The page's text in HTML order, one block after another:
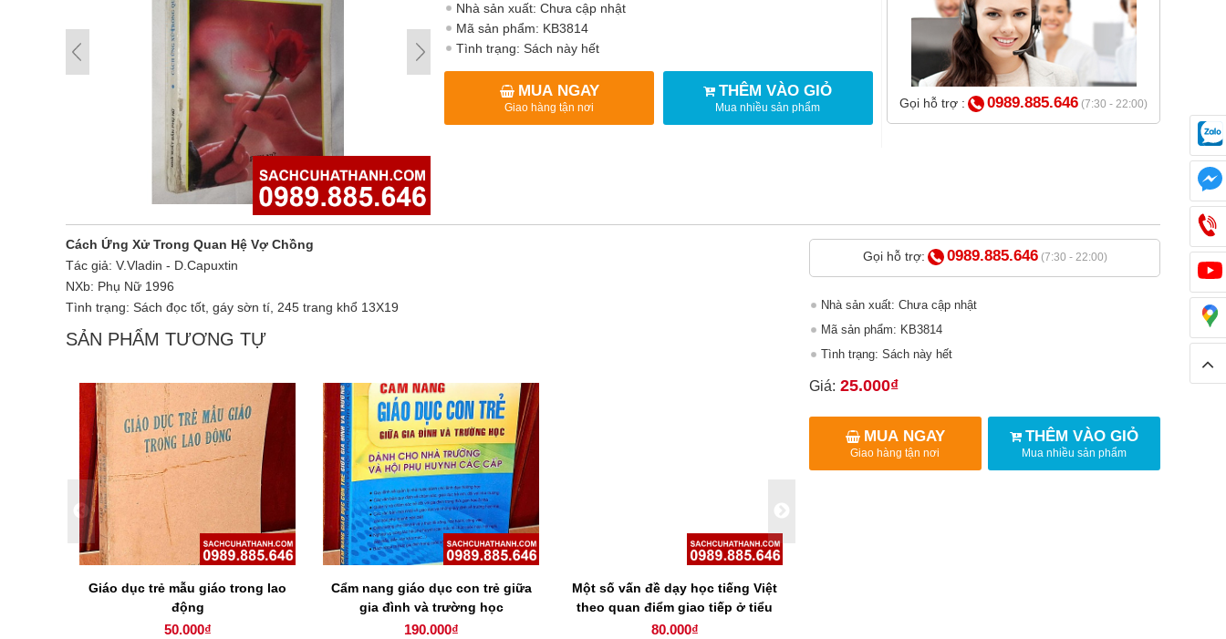
Nhà sản xuất: Chưa cập nhật
Mã sản phẩm: KB3814
Tình trạng: Sách này hết
MUA NGAY
Giao hàng tận nơi
THÊM VÀO GIỎ
Mua nhiều sản phẩm Gọi hỗ trợ : 0989.885.646 (7:30 - 22:00)
Cách Ứng Xử Trong Quan Hệ Vợ Chồng
Tác giả: V.Vladin - D.Capuxtin
NXb: Phụ Nữ 1996
Tình trạng: Sách đọc tốt, gáy sờn tí, 245 trang khổ 13X19
SẢN PHẨM TƯƠNG TỰ
Giáo dục trẻ mẫu giáo trong lao
động
50.000₫
Cẩm nang giáo dục con trẻ giữa
gia đình và trường học
190.000₫
Một số vấn đề dạy học tiếng Việt
theo quan điểm giao tiếp ở tiểu
học
80.000₫
Gọi hỗ trợ: 0989.885.646 (7:30 - 22:00)
Nhà sản xuất: Chưa cập nhật
Mã sản phẩm: KB3814
Tình trạng: Sách này hết
Giá: 25.000₫
MUA NGAY
Giao hàng tận nơi
THÊM VÀO GIỎ
Mua nhiều sản phẩm